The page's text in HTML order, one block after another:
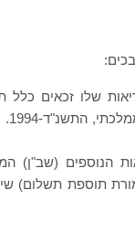
שלו זכאים כלל
התשנ"ד-1994.
הנוספים (שב"ן)
תוספת תשלום)